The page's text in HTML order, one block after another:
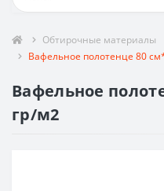
Обтирочные материалы
Вафельное полотенце 80
Вафельное
гр/м2